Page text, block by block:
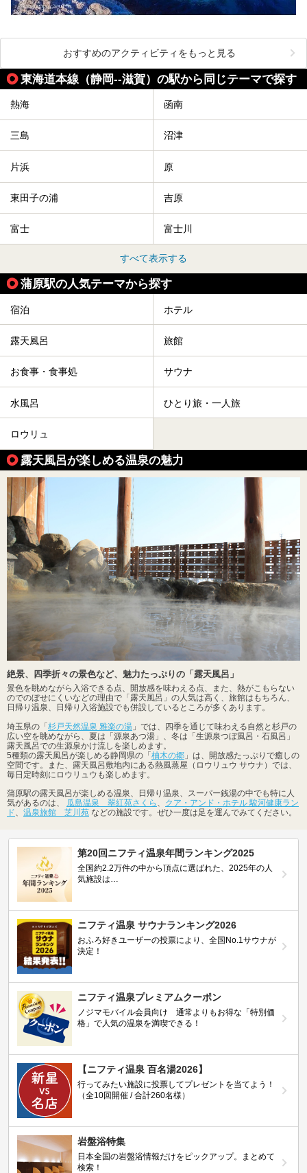
おすすめのアクティビティをもっと見る
東海道本線（静岡--滋賀）の駅から同じテーマで探す
熱海 函南
三島 沼津
片浜 原
東田子の浦 吉原
富士 富士川
すべて表示する
蒲原駅の人気テーマから探す
宿泊 ホテル
露天風呂 旅館
お食事・食事処 サウナ
水風呂 ひとり旅・一人旅
ロウリュ
露天風呂が楽しめる温泉の魅力
絶景、四季折々の景色など、魅力たっぷりの「露天風呂」
景色を眺めながら入浴できる点、開放感を味わえる点、また、熱がこもらない
のでのぼせにくいなどの理由で「露天風呂」の人気は高く、旅館はもちろん、
日帰り温泉、日帰り入浴施設でも併設しているところが多くあります。
埼玉県の「 杉戸天然温泉 雅楽の湯 」では、四季を通じて味わえる自然と杉戸の
広い空を眺めながら、夏は「源泉あつ湯」、冬は「生源泉つぼ風呂・石風呂」
露天風呂での生源泉かけ流しを楽しめます。
5種類の露天風呂が楽しめる静岡県の「 柚木の郷 」は、開放感たっぷりで癒しの
空間です。また、露天風呂敷地内にある熱風蒸屋（ロウリュウ サウナ）では、
毎日定時刻にロウリュウも楽しめます。
蒲原駅の露天風呂が楽しめる温泉、日帰り温泉、スーパー銭湯の中でも特に人
気があるのは、 瓜島温泉 翠紅苑さくら 、 クア・アンド・ホテル 駿河健康ラン
ド、 温泉旅館 芝川苑 などの施設です。ぜひ一度は足を運んでみてください。
第20回ニフティ温泉年間ランキング2025
全国約2.2万件の中から頂点に選ばれた、2025年の人
気施設は…
ニフティ温泉 サウナランキング2026
おふろ好きユーザーの投票により、全国No.1サウナが
決定！
ニフティ温泉プレミアムクーポン
ノジマモバイル会員向け 通常よりもお得な「特別価
格」で人気の温泉を満喫できる！
【ニフティ温泉 百名湯2026】
行ってみたい施設に投票してプレゼントを当てよう！
（全10回開催 / 合計260名様）
岩盤浴特集
日本全国の岩盤浴情報だけをピックアップ。まとめて
検索！